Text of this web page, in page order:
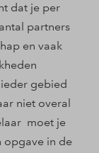
dat je per
partners
en vaak
ieder gebied
niet overal
moet je
opgave in de